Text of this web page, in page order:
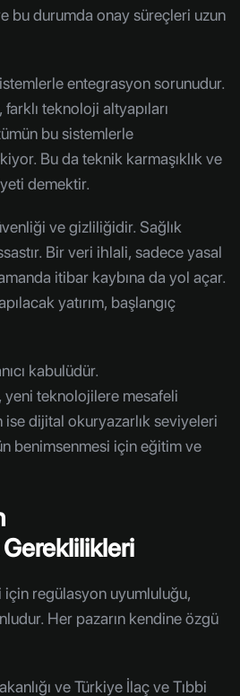
bu durumda onay süreçleri uzun
entegrasyon sorunudur.
teknoloji altyapıları
bu sistemlerle
Bu da teknik karmaşıklık ve
demektir.
ve gizliliğidir. Sağlık
Bir veri ihlali, sadece yasal
itibar kaybına da yol açar.
yatırım, başlangıç
kabulüdür.
yeni teknolojilere mesafeli
ise dijital okuryazarlık seviyeleri
benimsenmesi için eğitim ve
için regülasyon uyumluluğu,
Her pazarın kendine özgü
ve Türkiye İlaç ve Tıbbi